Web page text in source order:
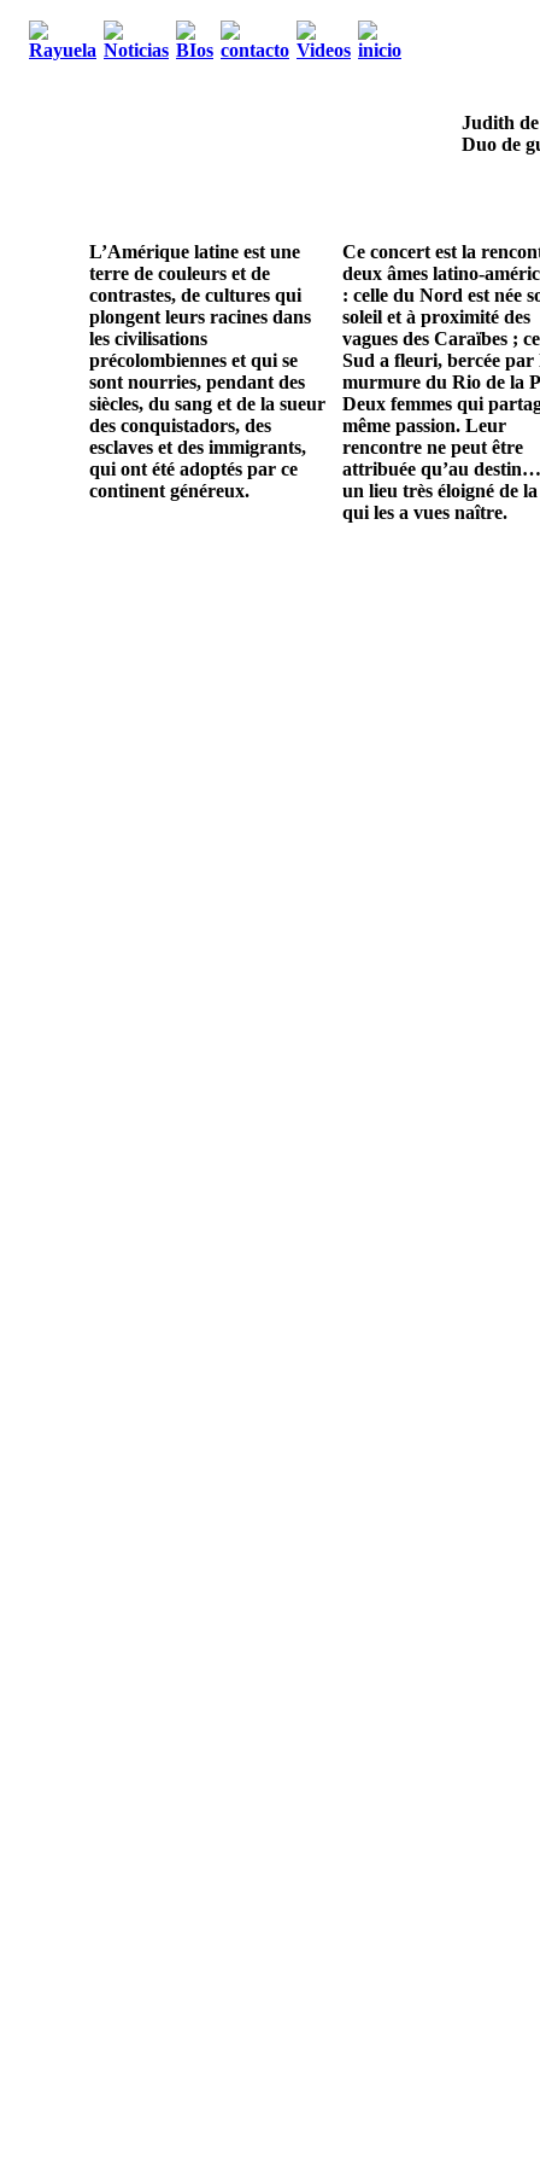
Judith
Duo de
L’Amérique latine est une
terre de couleurs et de
contrastes, de cultures qui
plongent leurs racines dans
les civilisations
précolombiennes et qui se
sont nourries, pendant des
siècles, du sang et de la sueur
des conquistadors, des
esclaves et des immigrants,
qui ont été adoptés par ce
continent généreux.
Ce concert est la
deux âmes latino-
: celle du Nord est née
soleil et à proximité des
vagues des Caraïbes ;
Sud a fleuri, bercée par
murmure du Rio de la
Deux femmes qui
même passion. Leur
rencontre ne peut être
attribuée qu’au
un lieu très éloigné de
qui les a vues naître.